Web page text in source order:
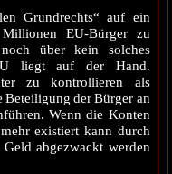
Grundrechts“ auf ein
EU-Bürger zu
über kein solches
liegt auf der Hand.
zu kontrollieren als
Beteiligung der Bürger an
Wenn die Konten
existiert kann durch
abgezwackt werden